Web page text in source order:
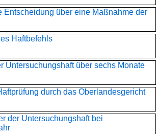
Entscheidung über eine Maßnahme der
Haftbefehls
Untersuchungshaft über sechs Monate
durch das Oberlandesgericht
der Untersuchungshaft bei